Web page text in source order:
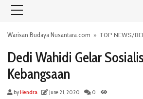
Warisan Budaya Nusantara.com » TOP NEWS/
Dedi Wahidi Gelar
Kebangsaan
byHendra June 21, 2020 0